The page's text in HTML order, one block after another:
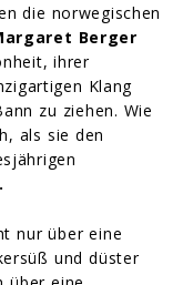
die norwegischen
Berger
ihrer
Klang
zu ziehen. Wie
als sie den
.
nur über eine
und düster